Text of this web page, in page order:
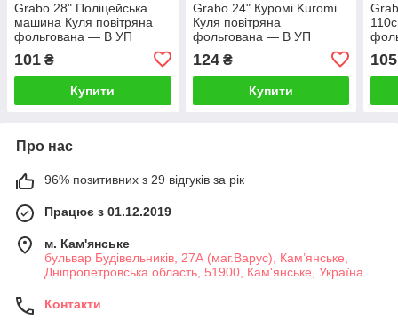
Grabo 28" Поліцейська
машина Куля повітряна
фольгована — В УП
101 ₴
Купити
Grabo 24" Куромі Kuromi
Куля повітряна
фольгована — В УП
124₴
Купити
105
Про нас
96% позитивних з 29 відгуків за рік
Працює з 01.12.2019
м. Кам'янське
бульвар Будівельників, 27А (маг.Варус), Кам’янське,
Дніпропетровська область, 51900, Кам'янське, Україна
Контакти